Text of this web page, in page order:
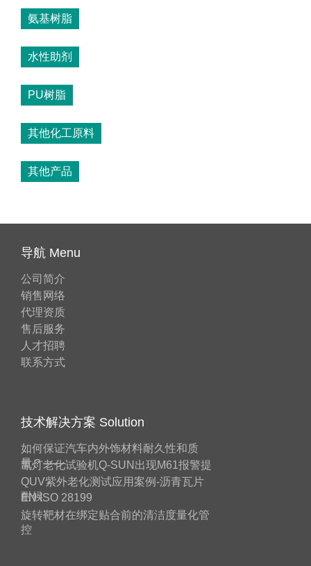
氨基树脂
水性助剂
PU树脂
其他化工原料
其他产品
导航 Menu
公司简介
销售网络
代理资质
售后服务
人才招聘
联系方式
技术解决方案 Solution
如何保证汽车内外饰材料耐久性和质
量？——
氙灯老化试验机Q-SUN出现M61报警提
QUV紫外老化测试应用案例-沥青瓦片
耐候
EN ISO 28199
旋转靶材在绑定贴合前的清洁度量化管
控